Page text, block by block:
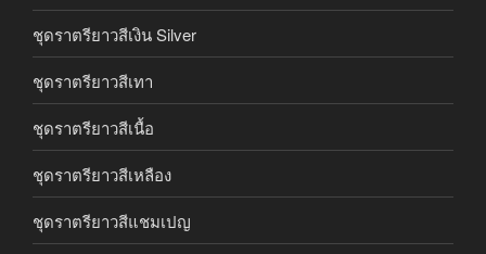
ชุดราตรียาวสีเงิน Silver
ชุดราตรียาวสีเทา
ชุดราตรียาวสีเนื้อ
ชุดราตรียาวสีเหลือง
ชุดราตรียาวสีแชมเปญ